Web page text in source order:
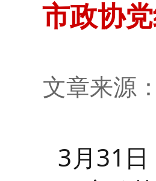
市政协
文章来
3月31 日